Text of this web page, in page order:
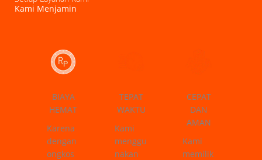
Kami Menjamin
BIAYA
HEMAT
Karena
dengan
ongkos
TEPAT
WAKTU
Kami
menggu
nakan
CEPAT
DAN
AMAN
Kami
memilik